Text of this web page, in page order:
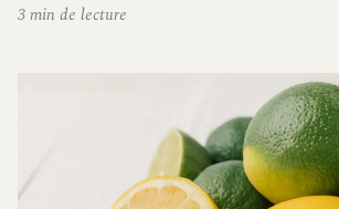
3 min de lecture